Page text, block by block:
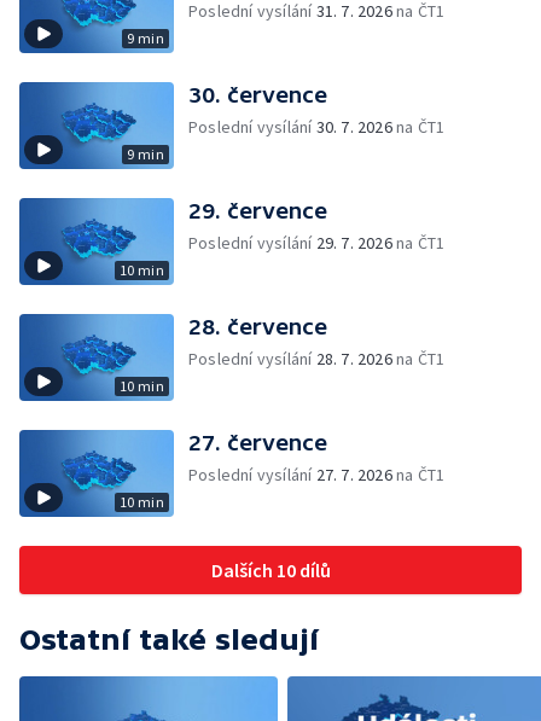
9 min
Poslední vysílání31. 7. 2026na ČT1
9 min
30. července
Poslední vysílání30. 7. 2026na ČT1
10 min
29. července
Poslední vysílání 29. 7. 2026na ČT1
10 min
28. července
Poslední vysílání 28. 7. 2026na ČT1
10 min
27. července
Poslední vysílání 27. 7. 2026na ČT1
Dalších 10 dílů
Ostatní také sledují